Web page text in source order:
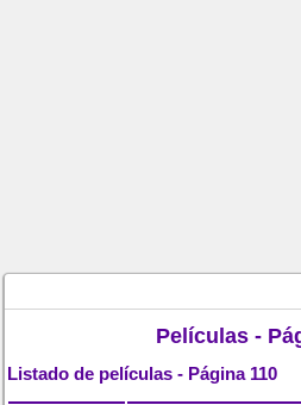
Películas -
Listado de películas - Página 110